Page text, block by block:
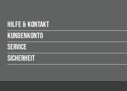
HILFE & KONTAKT
KUNDENKONTO
SERVICE
SICHERHEIT